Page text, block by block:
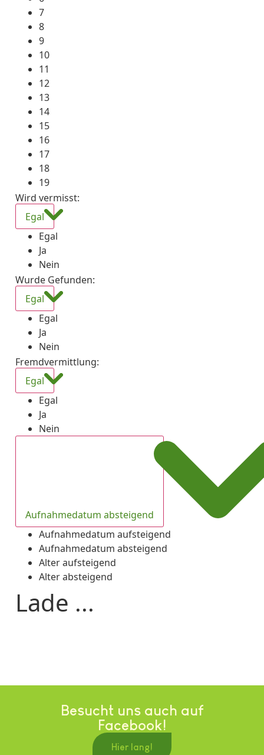
7
8
9
10
11
12
13
14
15
16
17
18
19
Wird vermisst:
Egal
Egal
Ja
Nein
Wurde Gefunden:
Egal
Egal
Ja
Nein
Fremdvermittlung:
Egal
Egal
Ja
Nein
Aufnahmedatum absteigend
Aufnahmedatum aufsteigend
Aufnahmedatum absteigend
Alter aufsteigend
Alter absteigend
Lade ...
Besucht uns auch auf
Facebook!
Hier lang!